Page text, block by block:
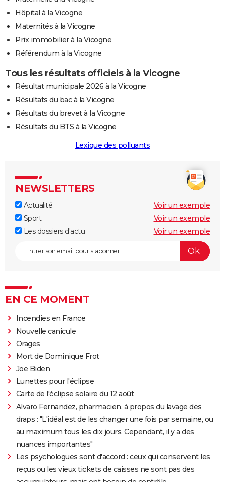
Hôpital à la Vicogne
Maternités à la Vicogne
Prix immobilier à la Vicogne
Référendum à la Vicogne
Tous les résultats officiels à la Vicogne
Résultat municipale 2026 à la Vicogne
Résultats du bac à la Vicogne
Résultats du brevet à la Vicogne
Résultats du BTS à la Vicogne
Lexique des polluants
NEWSLETTERS
Actualité
Voir un exemple
Sport
Voir un exemple
Les dossiers d'actu
Voir un exemple
EN CE MOMENT
Incendies en France
Nouvelle canicule
Orages
Mort de Dominique Frot
Joe Biden
Lunettes pour l'éclipse
Carte de l'éclipse solaire du 12 août
Alvaro Fernandez, pharmacien, à propos du lavage des
draps : "L'idéal est de les changer une fois par semaine, ou
au maximum tous les dix jours. Cependant, il y a des
nuances importantes"
Les psychologues sont d'accord : ceux qui conservent les
reçus ou les vieux tickets de caisses ne sont pas des